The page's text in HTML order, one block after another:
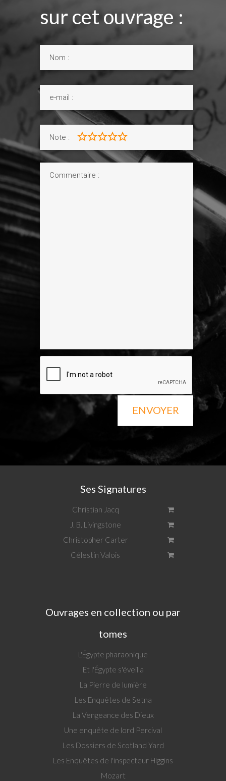
sur cet ouvrage :
Note :
ENVOYER
Ses Signatures
Christian Jacq
J. B. Livingstone
Christopher Carter
Célestin Valois
Ouvrages en collection ou par
tomes
L'Égypte pharaonique
Et l'Égypte s'éveilla
La Pierre de lumière
Les Enquêtes de Setna
La Vengeance des Dieux
Une enquête de lord Percival
Les Dossiers de Scotland Yard
Les Enquêtes de l'inspecteur Higgins
Mozart